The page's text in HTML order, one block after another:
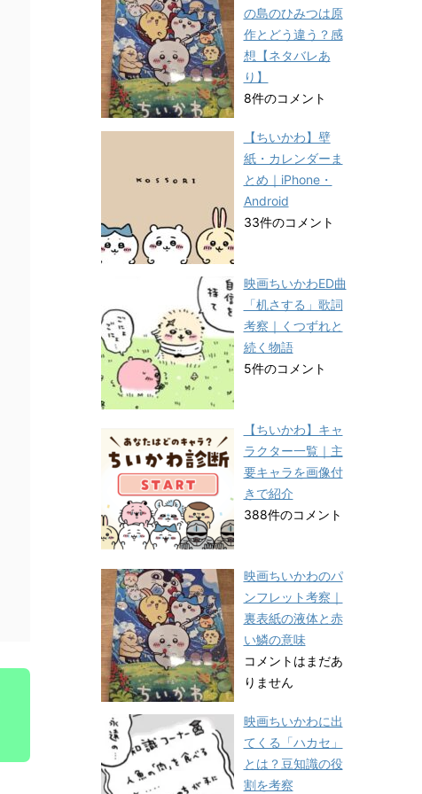
の島のひみつは原
作とどう違う？感
想【ネタバレあ
り】
8件のコメント
【ちいかわ】壁
紙・カレンダーま
とめ｜iPhone・
Android
33件のコメント
映画ちいかわED曲
「机さする」歌詞
考察｜くつずれと
続く物語
5件のコメント
【ちいかわ】キャ
ラクター一覧｜主
要キャラを画像付
きで紹介
388件のコメント
映画ちいかわのパ
ンフレット考察｜
裏表紙の液体と赤
い鱗の意味
コメントはまだあ
りません
映画ちいかわに出
てくる「ハカセ」
とは？豆知識の役
割を考察